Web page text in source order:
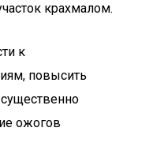
крахмалом.
к
повысить
ожогов